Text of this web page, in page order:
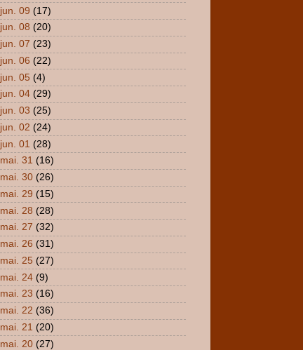
jun. 09 (17)
jun. 08 (20)
jun. 07 (23)
jun. 06 (22)
jun. 05 (4)
jun. 04 (29)
jun. 03 (25)
jun. 02 (24)
jun. 01 (28)
mai. 31 (16)
mai. 30 (26)
mai. 29 (15)
mai. 28 (28)
mai. 27 (32)
mai. 26 (31)
mai. 25 (27)
mai. 24 (9)
mai. 23 (16)
mai. 22 (36)
mai. 21 (20)
mai. 20 (27)